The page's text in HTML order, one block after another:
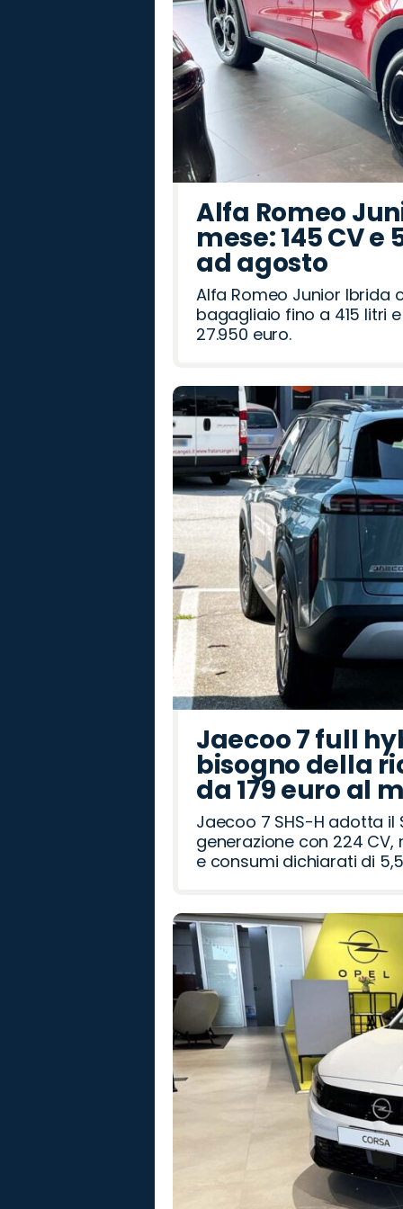
Alfa Romeo
mese: 145 CV
ad agosto
Alfa Romeo Junior Ibrida
bagagliaio fino a 415 litri
27.950 euro.
Jaecoo 7 full
bisogno della
da 179 euro al
Jaecoo 7 SHS-H adotta il
generazione con 224 CV,
e consumi dichiarati di